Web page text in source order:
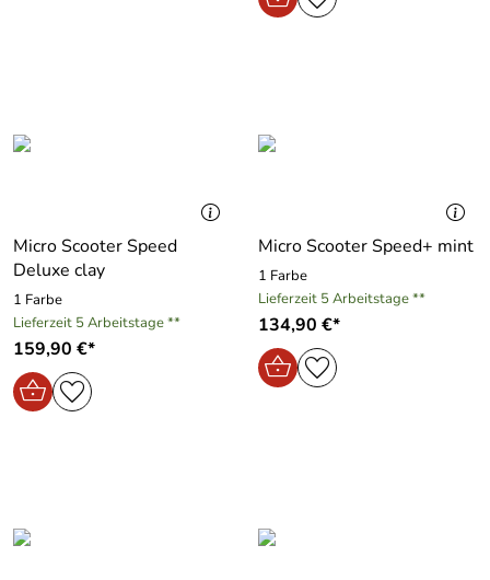
Micro Scooter Speed
Deluxe clay
1 Farbe
Lieferzeit 5 Arbeitstage **
159,90 €*
Micro Scooter Speed+ mint
1 Farbe
Lieferzeit 5 Arbeitstage **
134,90 €*